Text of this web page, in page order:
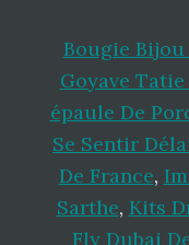
Bougie Bijou
Goyave
épaule De
Se Sentir
De France,
Sarthe, Kits
Fly Dubai